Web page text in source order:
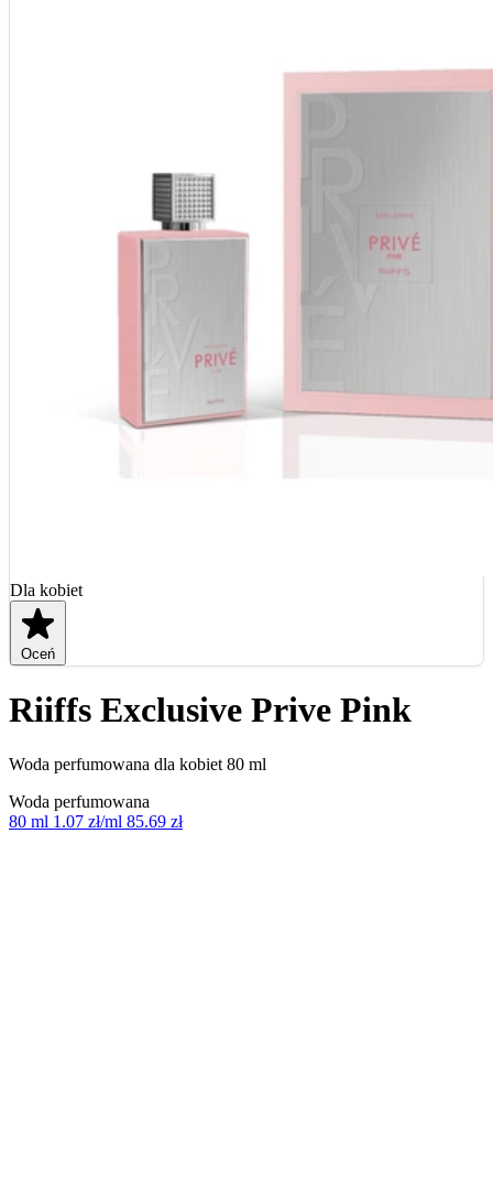
Dla kobiet
Oceń
Riiffs Exclusive Prive Pink
Woda perfumowana dla kobiet 80 ml
Woda perfumowana
80 ml 1.07 zł/ml 85.69 zł